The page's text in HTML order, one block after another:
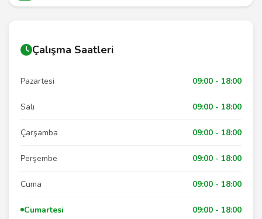
Çalışma Saatleri
Pazartesi 09:00 - 18:00
Salı 09:00 - 18:00
Çarşamba 09:00 - 18:00
Perşembe 09:00 - 18:00
Cuma 09:00 - 18:00
Cumartesi 09:00 - 18:00